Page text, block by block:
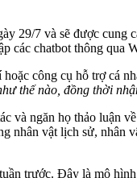
29/7 và sẽ được
các chatbot thông qua
công cụ hỗ trợ cá
thế nào, đồng thời
ngăn họ thảo luận
vật lịch sử,
trước. Đây là mô